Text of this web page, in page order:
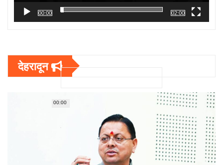
00:00
00:00
02:00
देहरादून